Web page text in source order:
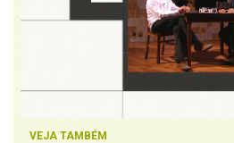
VEJA TAMBÉM